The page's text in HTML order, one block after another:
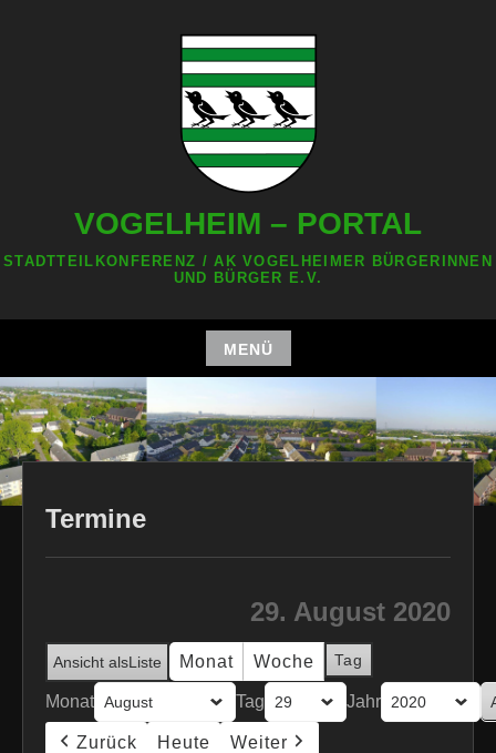
VOGELHEIM – PORTAL
STADTTEILKONFERENZ / AK VOGELHEIMER BÜRGERINNEN
UND BÜRGER E.V.
MENÜ
Zum
Inhalt
springen
Termine
29. August 2020
Ansicht alsListe Monat Woche Tag
Monat Tag Jahr
Zurück Heute Weiter